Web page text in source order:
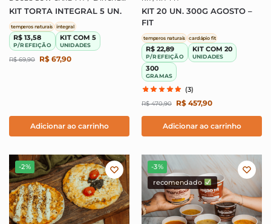
INTEGRAIS
KIT LANCHES
INTEGRAIS
KIT TORTA INTEGRAL 5 UN.
temperos naturais integral
R$ 13,58
P/REFEIÇÃO
KIT COM 5
UNIDADES
R$69,90 R$ 67,90
Adicionar ao carrinho
KIT 20 UN. 300G AGOSTO –
FIT
temperos naturais cardápio fit
R$ 22,89
P/REFEIÇÃO
KIT COM 20
UNIDADES
300
GRAMAS
(3)
R$470,90 R$ 457,90
Adicionar ao carrinho
-2%
-3%
recomendado